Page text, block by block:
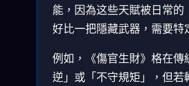
能，因為这些天賦被日常
好比一把隱藏武器，需要特
例如，《傷官生財》格在
逆」或「不守規矩」，但